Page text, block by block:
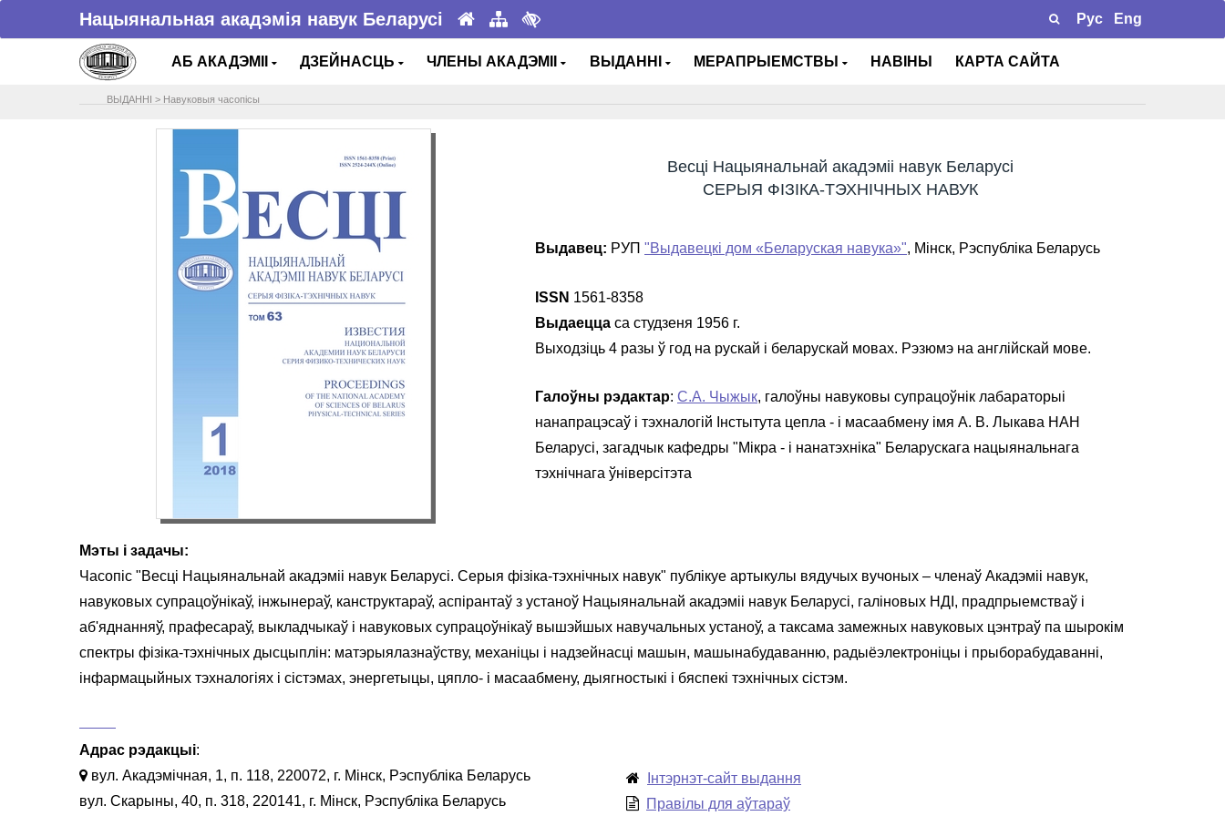
Нацыянальная акадэмія навук Беларусі Рус Eng
АБ АКАДЭМІІ ДЗЕЙНАСЦЬ ЧЛЕНЫ АКАДЭМІІ ВЫДАННІ МЕРАПРЫЕМСТВЫ НАВІНЫ КАРТА САЙТА
ВЫДАННІ > Навуковыя часопісы
Весці Нацыянальнай акадэміі навук Беларусі
СЕРЫЯ ФІЗІКА-ТЭХНІЧНЫХ НАВУК
Выдавец: РУП "Выдавецкі дом «Беларуская навука»", Мінск, Рэспубліка Беларусь
ISSN 1561-8358
Выдаецца са студзеня 1956 г.
Выходзіць 4 разы ў год на рускай і беларускай мовах. Рэзюмэ на англійскай мове.
Галоўны рэдактар: С.А. Чыжык, галоўны навуковы супрацоўнік лабараторыі
нанапрацэсаў і тэхналогій Інстытута цепла - і масаабмену імя А. В. Лыкава НАН
Беларусі, загадчык кафедры "Мікра - і нанатэхніка" Беларускага нацыянальнага
тэхнічнага ўніверсітэта
Мэты і задачы:
Часопіс "Весці Нацыянальнай акадэміі навук Беларусі. Серыя фізіка-тэхнічных навук" публікуе артыкулы вядучых вучоных – членаў Акадэміі навук,
навуковых супрацоўнікаў, інжынераў, канструктараў, аспірантаў з устаноў Нацыянальнай акадэміі навук Беларусі, галіновых НДІ, прадпрыемстваў і
аб'яднанняў, прафесараў, выкладчыкаў і навуковых супрацоўнікаў вышэйшых навучальных устаноў, а таксама замежных навуковых цэнтраў па шырокім
спектры фізіка-тэхнічных дысцыплін: матэрыялазнаўству, механіцы і надзейнасці машын, машынабудаванню, радыёэлектроніцы і прыборабудаванні,
інфармацыйных тэхналогіях і сістэмах, энергетыцы, цяпло- і масаабмену, дыягностыкі і бяспекі тэхнічных сістэм.
Адрас рэдакцыі:
вул. Акадэмічная, 1, п. 118, 220072, г. Мінск, Рэспубліка Беларусь
вул. Скарыны, 40, п. 318, 220141, г. Мінск, Рэспубліка Беларусь
Інтэрнэт-сайт выдання
Правілы для аўтараў